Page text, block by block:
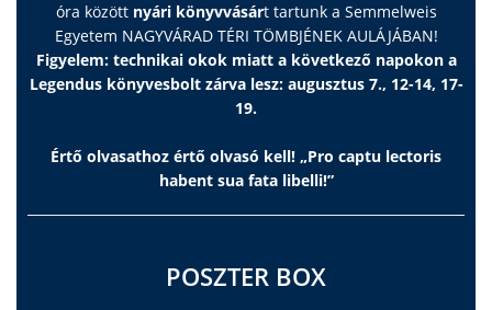
óra között nyári könyvvásárt tartunk a Semmelweis
Egyetem NAGYVÁRAD TÉRI TÖMBJÉNEK AULÁJÁBAN!
Figyelem: technikai okok miatt a következő napokon a
Legendus könyvesbolt zárva lesz: augusztus 7., 12-14, 17-
19.
Értő olvasathoz értő olvasó kell! „Pro captu lectoris
habent sua fata libelli!”
POSZTER BOX